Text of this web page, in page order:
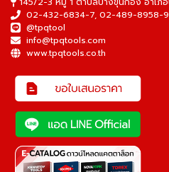
02-432-6834-7, 02-489-8958-9
@tpqtool
info@tpqtools.com
www.tpqtools.co.th